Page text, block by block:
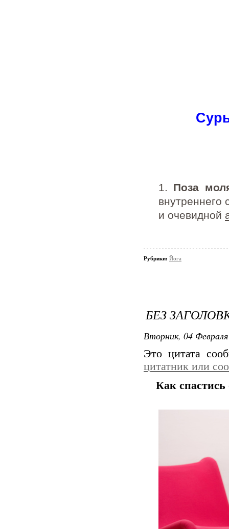
1. Поза
внутреннего
и очевидной
Рубрики: Йога
БЕЗ
Вторник, 04
Это цитата
цитатник или
Как